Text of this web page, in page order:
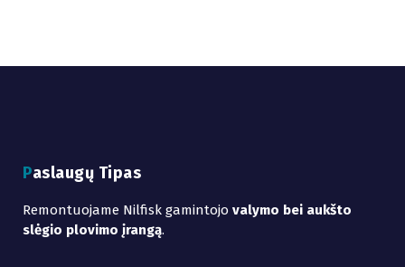
Paslaugų Tipas
Remontuojame Nilfisk gamintojo valymo bei aukšto
slėgio plovimo įrangą.